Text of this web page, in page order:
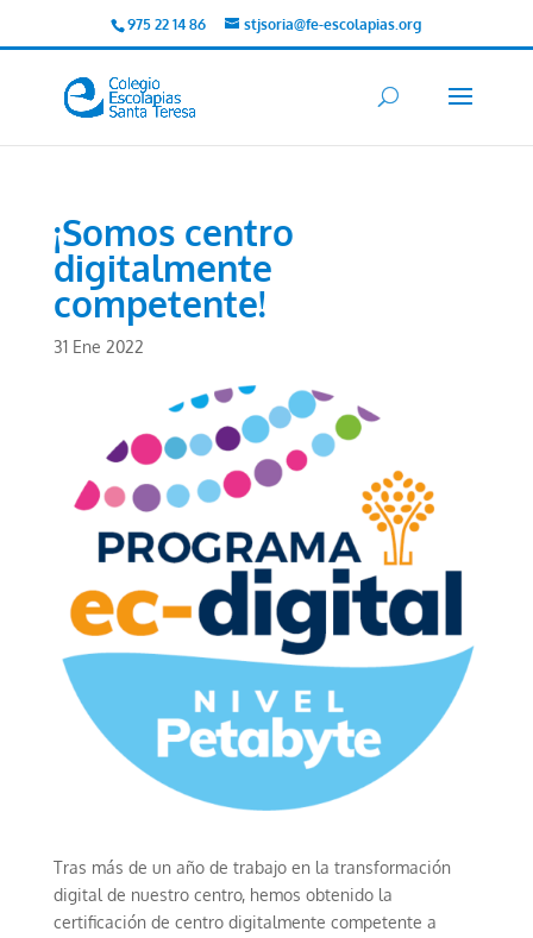
975 22 14 86 stjsoria@fe-escolapias.org
¡Somos centro
digitalmente
competente!
31 Ene 2022
Tras más de un año de trabajo en la transformación
digital de nuestro centro, hemos obtenido la
certificación de centro digitalmente competente a